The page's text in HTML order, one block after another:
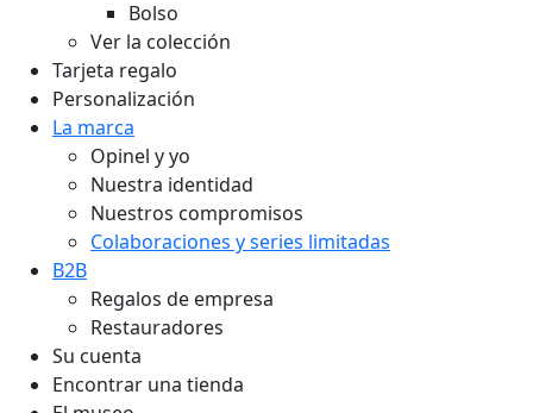
Bolso
Ver la colección
Tarjeta regalo
Personalización
La marca
Opinel y yo
Nuestra identidad
Nuestros compromisos
Colaboraciones y series limitadas
B2B
Regalos de empresa
Restauradores
Su cuenta
Encontrar una tienda